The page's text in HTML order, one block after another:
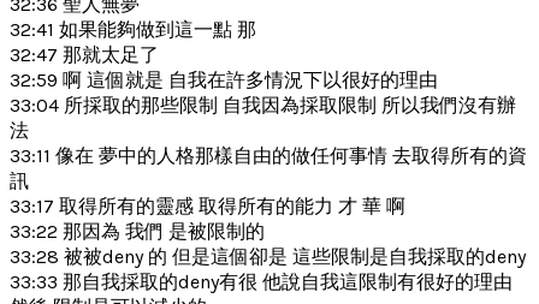
32:41 如果能夠做到這一點 那
32:47 那就太足了
32:59 啊 這個就是 自我在許多情況下以很好的理由
33:04 所採取的那些限制 自我因為採取限制 所以我們沒有辦
法
33:11 像在 夢中的人格那樣自由的做任何事情 去取得所有的資
訊
33:17 取得所有的靈感 取得所有的能力 才 華 啊
33:22 那因為 我們 是被限制的
33:28 被被deny 的 但是這個卻是 這些限制是自我採取的deny
33:33 那自我採取的deny有很 他說自我這限制有很好的理由